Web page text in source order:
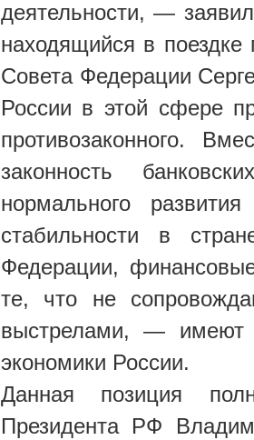
деятельности, —
находящийся в поездке
Совета Федерации
России в этой сфере
противозаконного.
законность
нормального
стабильности в
Федерации,
те, что не
выстрелами, — имеют
экономики России.
Данная позиция
Президента РФ